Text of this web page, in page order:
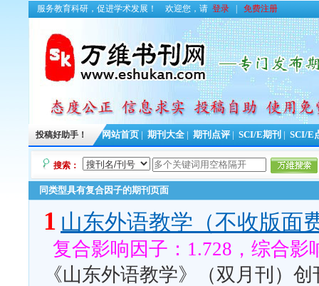
服务教育科研，促进学术发展！ 欢迎您，请 登录 免费注册
投稿好助手！ 网站首页 期刊大全 期刊点评 SCI/E期刊 SCI/E
搜索：
同类型具有复合因子的期刊页面
1 山东外语教学（不收版面
复合影响因子：1.728，综合影
《山东外语教学》（双月刊）